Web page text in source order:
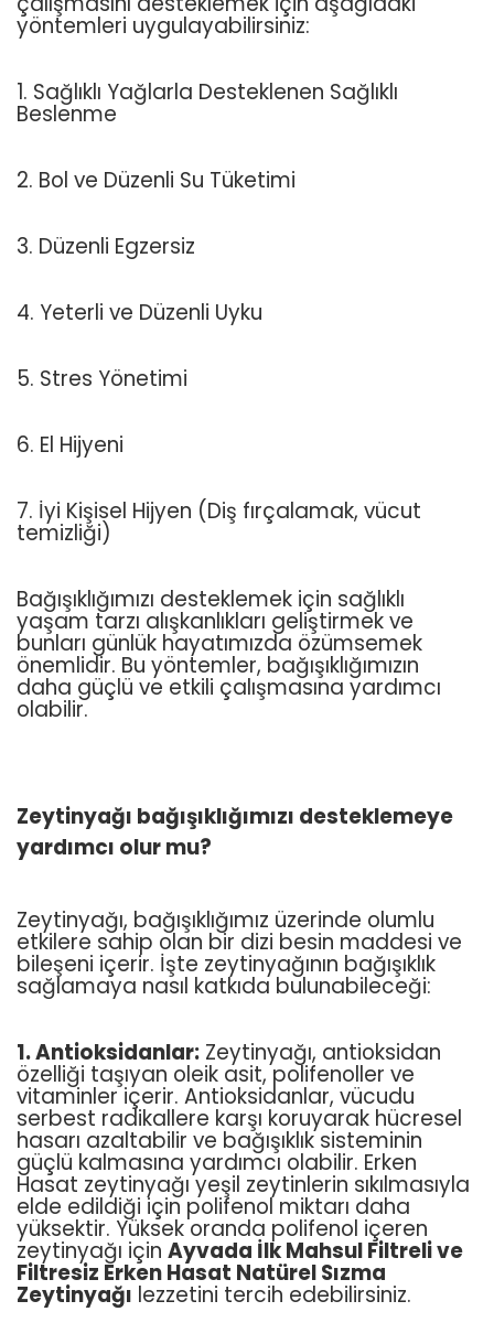
yöntemleri uygulayabilirsiniz:
1. Sağlıklı Yağlarla Desteklenen Sağlıklı
Beslenme
2. Bol ve Düzenli Su Tüketimi
3. Düzenli Egzersiz
4. Yeterli ve Düzenli Uyku
5. Stres Yönetimi
6. El Hijyeni
7. İyi Kişisel Hijyen (Diş fırçalamak, vücut
temizliği)
Bağışıklığımızı desteklemek için sağlıklı
yaşam tarzı alışkanlıkları geliştirmek ve
bunları günlük hayatımızda özümsemek
önemlidir. Bu yöntemler, bağışıklığımızın
daha güçlü ve etkili çalışmasına yardımcı
olabilir.
Zeytinyağı bağışıklığımızı desteklemeye
yardımcı olur mu?
Zeytinyağı, bağışıklığımız üzerinde olumlu
etkilere sahip olan bir dizi besin maddesi ve
bileşeni içerir. İşte zeytinyağının bağışıklık
sağlamaya nasıl katkıda bulunabileceği:
1. Antioksidanlar: Zeytinyağı, antioksidan
özelliği taşıyan oleik asit, polifenoller ve
vitaminler içerir. Antioksidanlar, vücudu
serbest radikallere karşı koruyarak hücresel
hasarı azaltabilir ve bağışıklık sisteminin
güçlü kalmasına yardımcı olabilir. Erken
Hasat zeytinyağı yeşil zeytinlerin sıkılmasıyla
elde edildiği için polifenol miktarı daha
yüksektir. Yüksek oranda polifenol içeren
zeytinyağı için Ayvada İlk Mahsul Filtreli ve
Filtresiz Erken Hasat Natürel Sızma
Zeytinyağı lezzetini tercih edebilirsiniz.